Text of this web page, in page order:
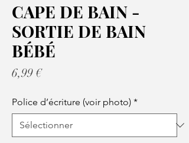
CAPE DE BAIN -
SORTIE DE BAIN
BÉBÉ
6,99 €Prix
Police d’écriture (voir photo) *